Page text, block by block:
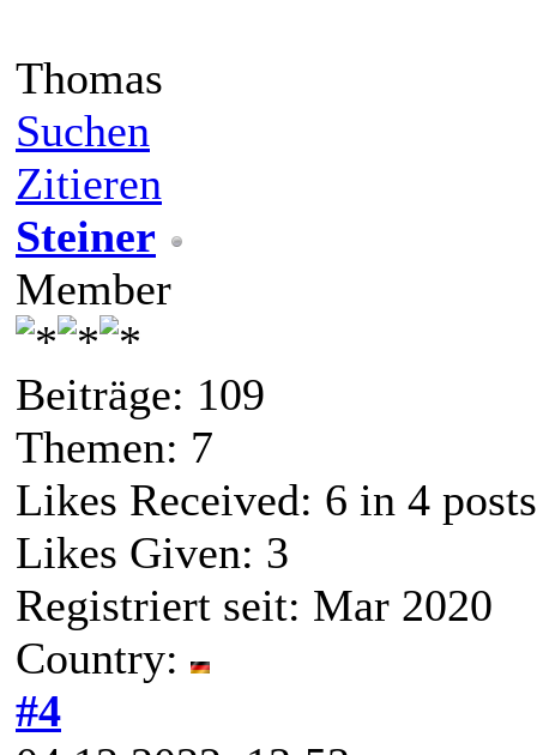
Thomas
Suchen
Zitieren
Steiner
Member
Beiträge: 109
Themen: 7
Likes Received: 6 in 4 posts
Likes Given: 3
Registriert seit: Mar 2020
Country:
#4